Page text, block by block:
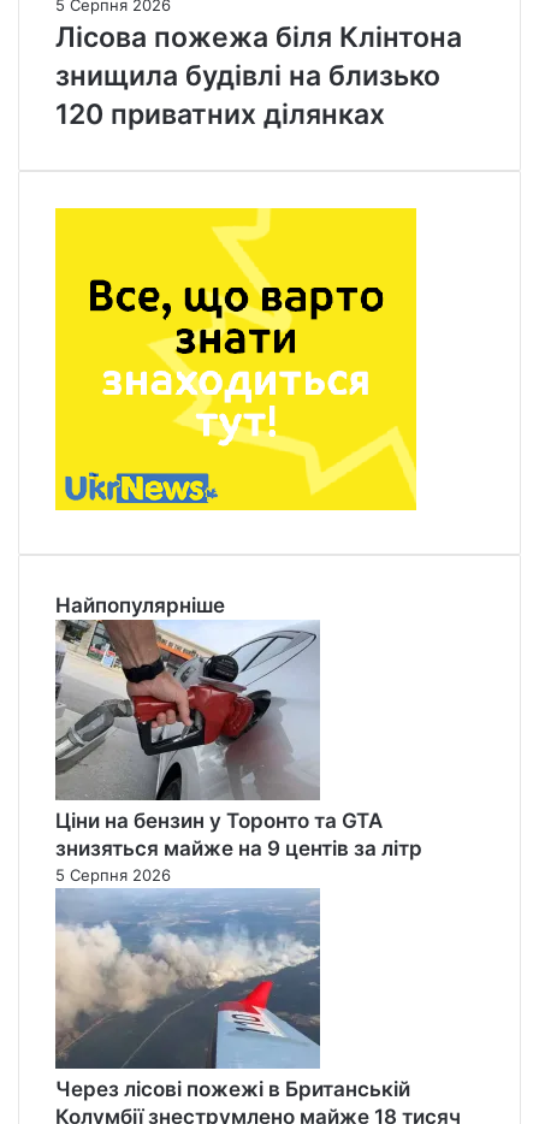
5 Серпня 2026
Лісова пожежа біля Клінтона
знищила будівлі на близько
120 приватних ділянках
Найпопулярніше
Ціни на бензин у Торонто та GTA
знизяться майже на 9 центів за літр
5 Серпня 2026
Через лісові пожежі в Британській
Колумбії знеструмлено майже 18 тисяч